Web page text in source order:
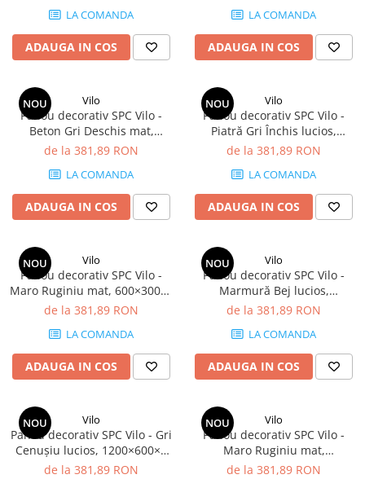
Profile Decorative Fatada
Lambriuri
Lambriuri PVC
Panouri Decorative
Panouri Decorative SPC
Panouri Decorative Premium
LA COMANDA
ADAUGA IN COS
LA COMANDA
ADAUGA IN COS
NOU Vilo
Panou decorativ SPC Vilo -
Beton Gri Deschis mat,
600×300×4 mm, 2.34 mp/cutie
de la 381,89 RON
LA COMANDA
ADAUGA IN COS
NOU Vilo
Panou decorativ SPC Vilo -
Piatră Gri Închis lucios,
600×300×4 mm, 2.34 mp/cutie
de la 381,89 RON
LA COMANDA
ADAUGA IN COS
NOU Vilo
Panou decorativ SPC Vilo -
Maro Ruginiu mat, 600×300×4
mm, 2.34 mp/cutie (13
de la 381,89 RON
LA COMANDA
ADAUGA IN COS
NOU Vilo
Panou decorativ SPC Vilo -
Marmură Bej lucios,
600×300×4 mm, 2.34 mp/cutie
de la 381,89 RON
LA COMANDA
ADAUGA IN COS
NOU Vilo
Panou decorativ SPC Vilo - Gri
Cenușiu lucios, 1200×600×4
mm, 2.88 mp/cutie (4 panouri)
de la 381,89 RON
NOU Vilo
Panou decorativ SPC Vilo -
Maro Ruginiu mat,
1200×600×4 mm, 2.88
de la 381,89 RON